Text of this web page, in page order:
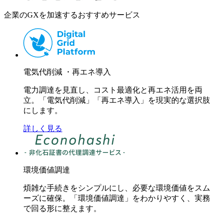
企業のGXを加速するおすすめサービス
電気代削減 ・再エネ導入
電力調達を見直し、コスト最適化と再エネ活用を両
立。「電気代削減」「再エネ導入」を現実的な選択肢
にします。
詳しく見る
環境価値調達
煩雑な手続きをシンプルにし、必要な環境価値をスム
ーズに確保。「環境価値調達」をわかりやすく、実務
で回る形に整えます。